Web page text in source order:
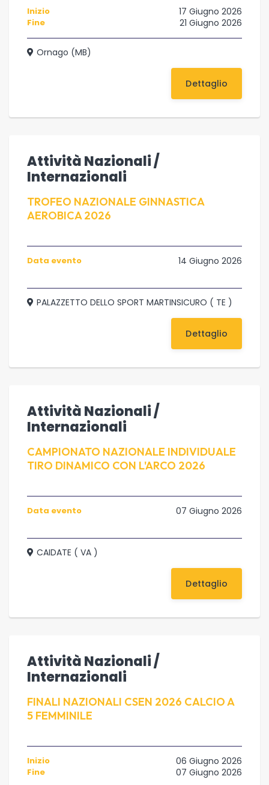
Inizio 17 Giugno 2026
Fine 21 Giugno 2026
Ornago (MB)
Dettaglio
Attività Nazionali /
Internazionali
TROFEO NAZIONALE GINNASTICA
AEROBICA 2026
Data evento 14 Giugno 2026
PALAZZETTO DELLO SPORT MARTINSICURO ( TE )
Dettaglio
Attività Nazionali /
Internazionali
CAMPIONATO NAZIONALE INDIVIDUALE
TIRO DINAMICO CON L'ARCO 2026
Data evento 07 Giugno 2026
CAIDATE ( VA )
Dettaglio
Attività Nazionali /
Internazionali
FINALI NAZIONALI CSEN 2026 CALCIO A
5 FEMMINILE
Inizio 06 Giugno 2026
Fine 07 Giugno 2026